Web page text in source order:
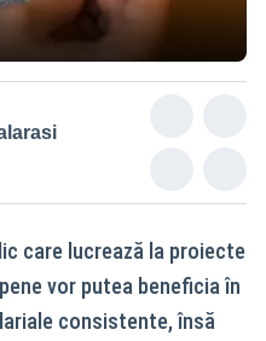
care lucrează la proiecte
vor putea beneficia în
consistente, însă